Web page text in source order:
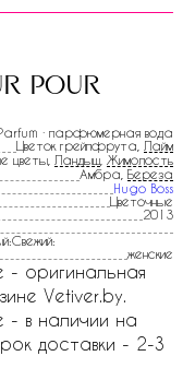
pour
· парфюмерная вода
Цветок грейпфрута, Лайм
цветы, Ландыш Жимолость
Амбра, Береза
Hugo Boss
Цветочные
2013
женские
- оригинальная
Vetiver.by.
- в наличии на
доставки - 2-3